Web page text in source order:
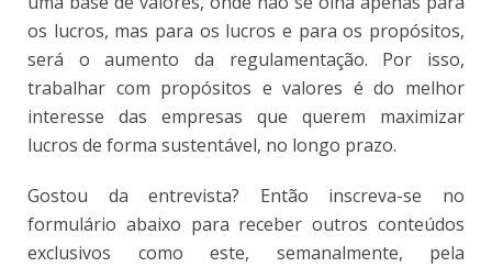
os lucros, mas para os lucros e para os propósitos,
será o aumento da regulamentação. Por isso,
trabalhar com propósitos e valores é do melhor
interesse das empresas que querem maximizar
lucros de forma sustentável, no longo prazo.
Gostou da entrevista? Então inscreva-se no
formulário abaixo para receber outros conteúdos
exclusivos como este, semanalmente, pela